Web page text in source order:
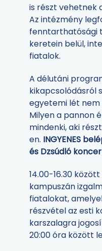
is részt vehetnek
Az intézmény
fenntarthatósági
keretein belül,
fiatalok.
A délutáni
kikapcsolódásról
egyetemi lét nem
Milyen a pannon
mindenki, aki
en. INGYENES
és Dzsúdló
14.00-16.30
kampuszán
fiatalokat,
részvétel az esti
karszalagra
20:00 óra között